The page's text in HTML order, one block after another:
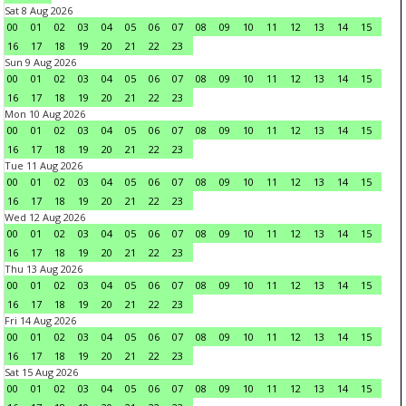
Sat 8 Aug 2026
00
01 02 03 04 05 06 07 08 09 10 11 12 13 14
15
16
17 18 19 20 21 22
23
Sun 9 Aug 2026
00
01 02 03 04 05 06 07 08 09 10 11 12 13 14
15
16
17 18 19 20 21 22
23
Mon 10 Aug 2026
00
01 02 03 04 05 06 07 08 09 10 11 12 13 14
15
16
17 18 19 20 21 22
23
Tue 11 Aug 2026
00
01 02 03 04 05 06 07 08 09 10 11 12 13 14
15
16
17 18 19 20 21 22
23
Wed 12 Aug 2026
00
01 02 03 04 05 06 07 08 09 10 11 12 13 14
15
16
17 18 19 20 21 22
23
Thu 13 Aug 2026
00
01 02 03 04 05 06 07 08 09 10 11 12 13 14
15
16
17 18 19 20 21 22
23
Fri 14 Aug 2026
00
01 02 03 04 05 06 07 08 09 10 11 12 13 14
15
16
17 18 19 20 21 22
23
Sat 15 Aug 2026
00
01 02 03 04 05 06 07 08 09 10 11 12 13 14
15